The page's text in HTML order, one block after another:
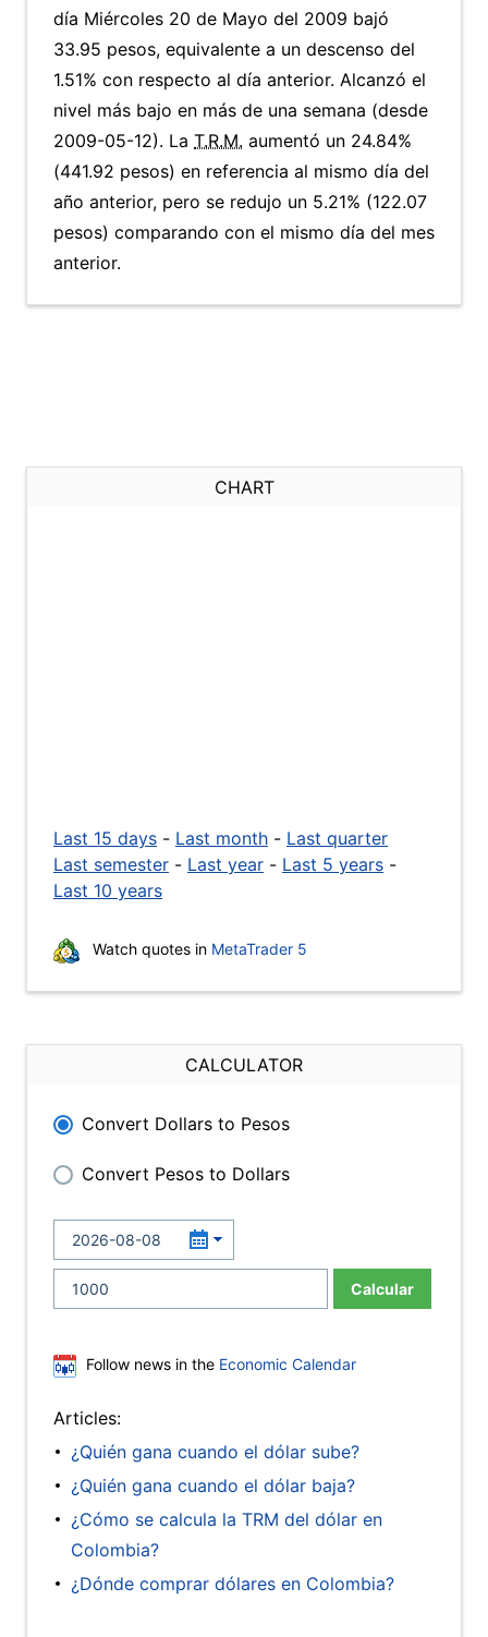
día Miércoles 20 de Mayo del 2009 bajó
33.95 pesos, equivalente a un descenso del
1.51% con respecto al día anterior. Alcanzó el
nivel más bajo en más de una semana (desde
2009-05-12). La T.R.M. aumentó un 24.84%
(441.92 pesos) en referencia al mismo día del
año anterior, pero se redujo un 5.21% (122.07
pesos) comparando con el mismo día del mes
anterior.
CHART
Last 15 days - Last month - Last quarter
Last semester - Last year - Last 5 years -
Last 10 years
Watch quotes in MetaTrader 5
CALCULATOR
Convert Dollars to Pesos
Convert Pesos to Dollars
Calcular
Follow news in the Economic Calendar
Articles:
¿Quién gana cuando el dólar sube?
¿Quién gana cuando el dólar baja?
¿Cómo se calcula la TRM del dólar en
Colombia?
¿Dónde comprar dólares en Colombia?